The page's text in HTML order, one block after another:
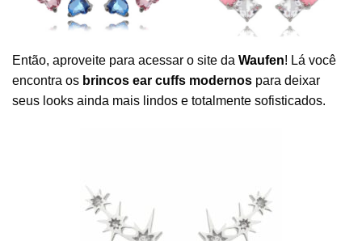
Então, aproveite para acessar o site da Waufen! Lá você
encontra os brincos ear cuffs modernos para deixar
seus looks ainda mais lindos e totalmente sofisticados.